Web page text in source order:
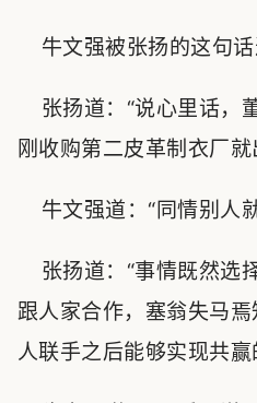
牛文强被张扬的这句话
张扬道：“说心里话，
刚收购第二皮革制衣厂
牛文强道：“同情别人
张扬道：“事情既然选
跟人家合作，塞翁失马
人联手之后能够实现共赢